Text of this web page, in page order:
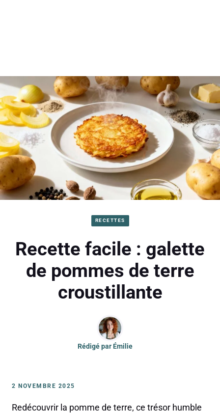
RECETTES
Recette facile : galette
de pommes de terre
croustillante
Rédigé par Émilie
2 NOVEMBRE 2025
Redécouvrir la pomme de terre, ce trésor humble